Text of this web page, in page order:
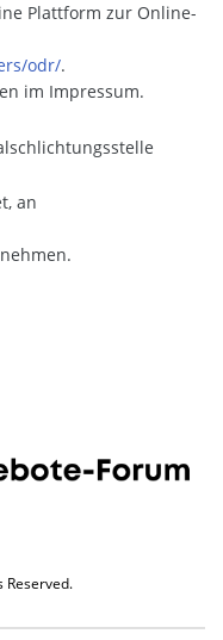
Plattform zur Online-
odr/.
im Impressum.
an
Reserved.